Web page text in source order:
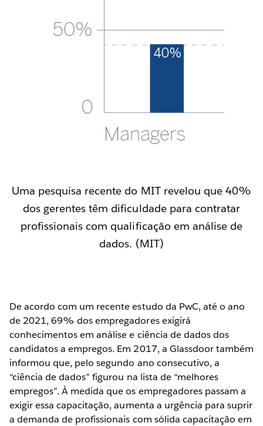
Uma pesquisa recente do MIT revelou que 40%
dos gerentes têm dificuldade para contratar
profissionais com qualificação em análise de
dados. (MIT)
De acordo com um recente estudo da PwC, até o ano
de 2021, 69% dos empregadores exigirá
conhecimentos em análise e ciência de dados dos
candidatos a empregos. Em 2017, a Glassdoor também
informou que, pelo segundo ano consecutivo, a
“ciência de dados” figurou na lista de “melhores
empregos”. À medida que os empregadores passam a
exigir essa capacitação, aumenta a urgência para suprir
a demanda de profissionais com sólida capacitação em